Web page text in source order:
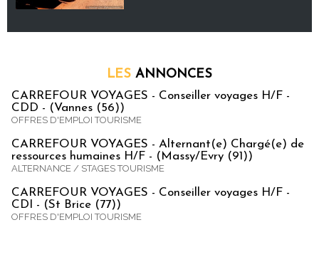
LES ANNONCES
CARREFOUR VOYAGES - Conseiller voyages H/F -
CDD - (Vannes (56))
OFFRES D'EMPLOI TOURISME
CARREFOUR VOYAGES - Alternant(e) Chargé(e) de
ressources humaines H/F - (Massy/Evry (91))
ALTERNANCE / STAGES TOURISME
CARREFOUR VOYAGES - Conseiller voyages H/F -
CDI - (St Brice (77))
OFFRES D'EMPLOI TOURISME